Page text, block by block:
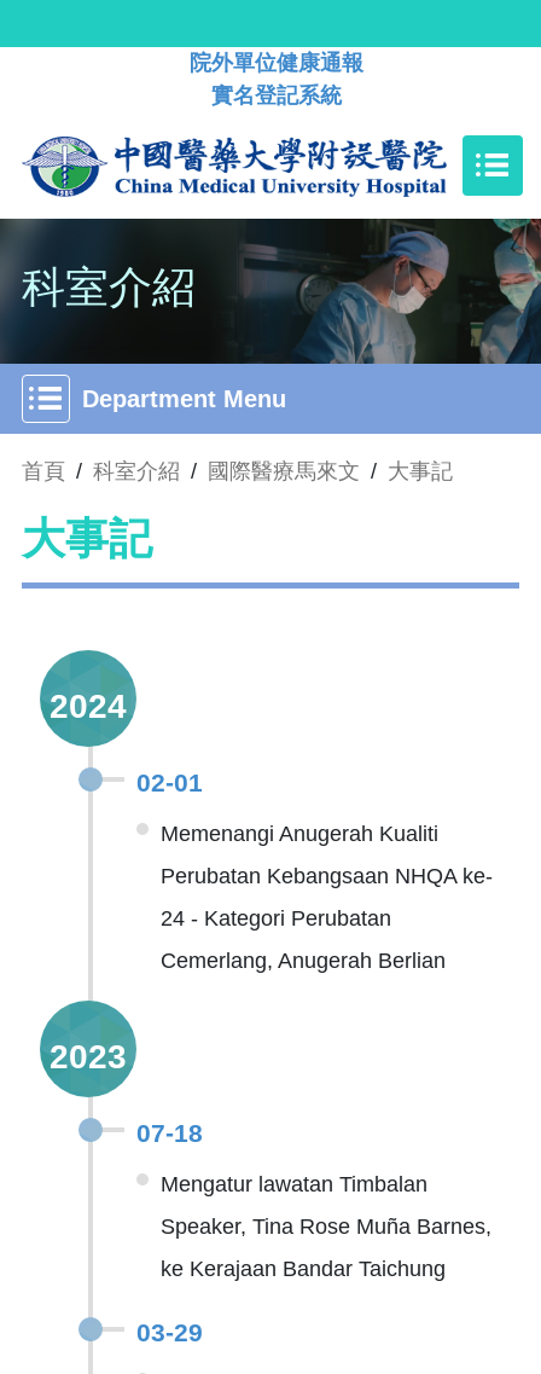
院外單位健康通報
實名登記系統
科室介紹
Department Menu
首頁 / 科室介紹 / 國際醫療馬來文 / 大事記
大事記
2024
02-01
Memenangi Anugerah Kualiti
Perubatan Kebangsaan NHQA ke-
24 - Kategori Perubatan
Cemerlang, Anugerah Berlian
2023
07-18
Mengatur lawatan Timbalan
Speaker, Tina Rose Muña Barnes,
ke Kerajaan Bandar Taichung
03-29